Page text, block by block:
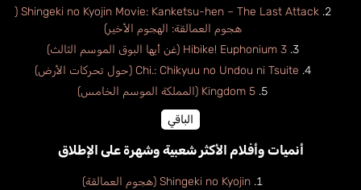
Shingeki no Kyojin Movie: Kanketsu-hen – The Last Attack (
هجوم العمالقة: الهجوم الأخير)
Hibike! Euphonium 3 (غن أيها البوق الموسم الثالث)
Chi.: Chikyuu no Undou ni Tsuite (حول تحركات الأرض)
Kingdom 5 (المملكة الموسم الخامس)
الباقي
أنميات وأفلام الأكثر شعبية وشهرة على الإطلاق
Shingeki no Kyojin (هجوم العمالقة)